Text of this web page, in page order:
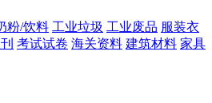
粉/饮料 工业垃圾 工业废品 服装衣
考试试卷 海关资料 建筑材料 家具